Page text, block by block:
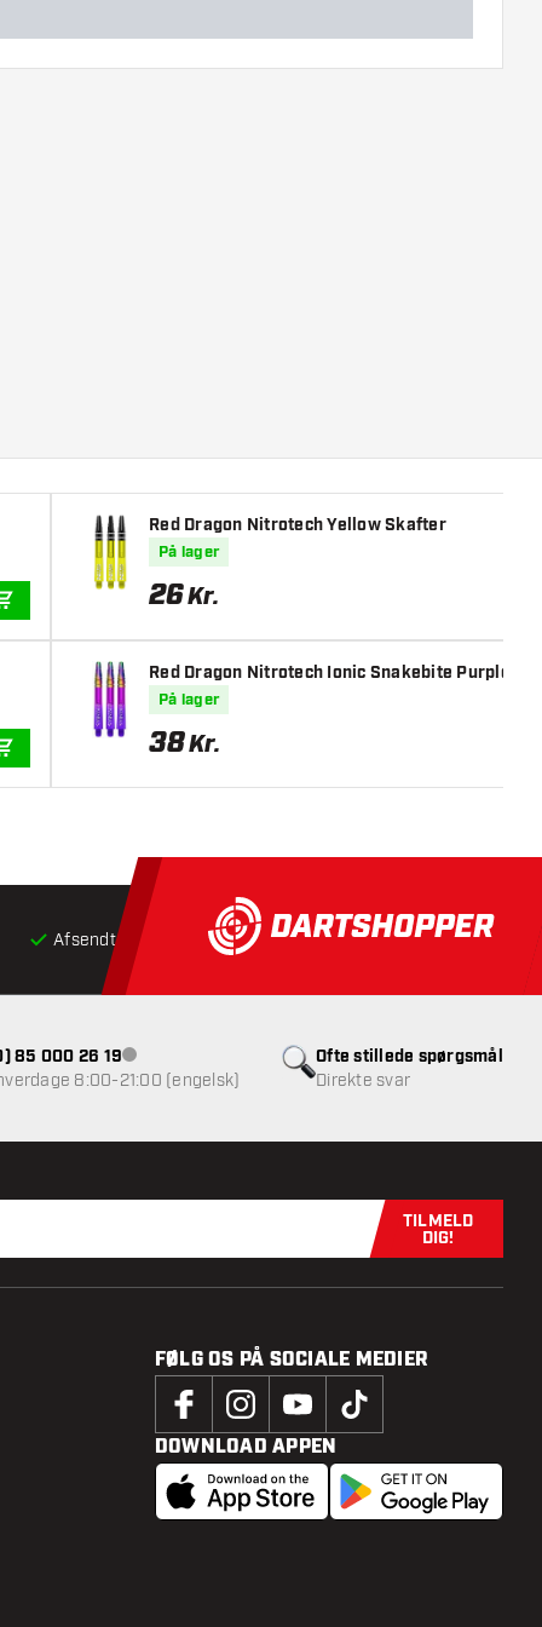
Red Dragon Nitrotech Yellow Skafter
På lager
26Kr.
Red Dragon Nitrotech Ionic Snakebite Purple
På lager
38Kr.
Afsendt inden for 24 timer Gratisfragt ved køb over
Ofte stillede spørgsmål
Direkte svar
85 000 26 19Kundeservice ikke tilgængelig
8:00-21:00 (engelsk)
Tilmeld dig
TILMELD
DIG!
FØLG OS PÅ SOCIALE MEDIER
DOWNLOAD APPEN